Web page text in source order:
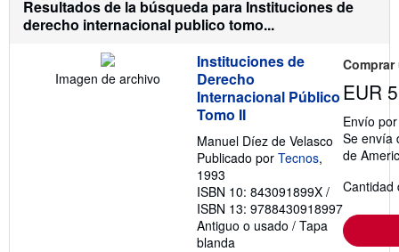
a
c
ó
n
o
e
l
a
t
a
r
i
Resultados de la búsqueda para Instituciones de
derecho internacional publico tomo...
Imagen de archivo
Instituciones de
Derecho
Internacional Público
Tomo II
Manuel Díez de Velasco
Publicado por Tecnos,
1993
ISBN 10: 843091899X /
ISBN 13: 9788430918997
Antiguo o usado / Tapa
blanda
EUR
Envío
Se envía
de
Cantidad